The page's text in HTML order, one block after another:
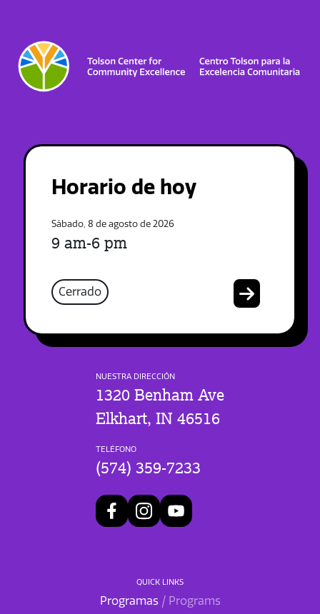
Horario de hoy
Sábado, 8 de agosto de 2026
9 am-6 pm
Cerrado
NUESTRA DIRECCIÓN
1320 Benham Ave
Elkhart, IN 46516
TELÉFONO
(574) 359-7233
QUICK LINKS
Programas / Programs